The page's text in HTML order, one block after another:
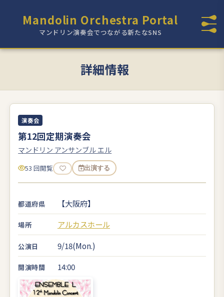
Mandolin Orchestra Portal
マンドリン演奏会でつながる新たなSNS
詳細情報
演奏会
第12回定期演奏会
マンドリン アンサンブル エル
53 回閲覧 出演する
都道府県 【大阪府】
場所 アルカスホール
公演日 9/18(Mon.)
開演時間 14:00